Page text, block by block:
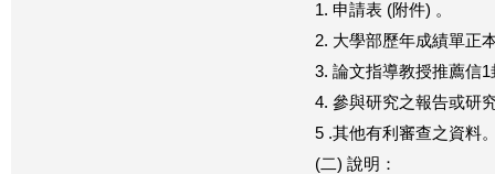
1. 申請表 (附件) 。
2. 大學部歷年成績單正
3. 論文指導教授推薦信
4. 參與研究之報告或研
5 .其他有利審查之資料
(二) 說明：